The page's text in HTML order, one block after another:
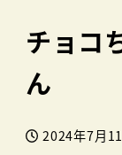
チョコ
ん
投稿日
2024年7月